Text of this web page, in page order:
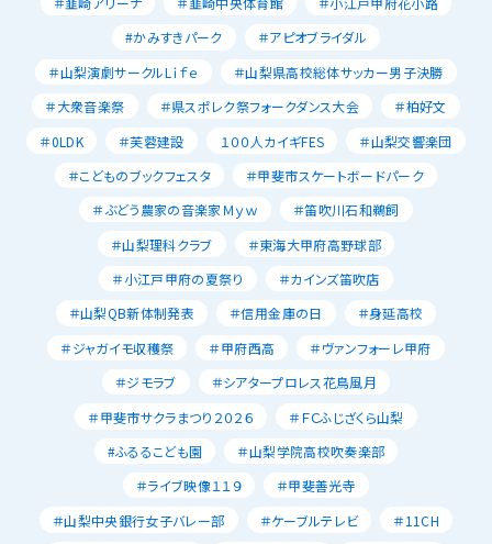
#かみすきパーク
＃アピオブライダル
＃山梨演劇サークルLｉｆｅ
＃山梨県高校総体サッカー男子決勝
＃大衆音楽祭
＃県スポレク祭フォークダンス大会
＃柏好文
＃0LDK
＃芙蓉建設 １００人カイギFES
＃山梨交響楽団
＃こどものブックフェスタ
＃甲斐市スケートボードパーク
＃ぶどう農家の音楽家Ｍｙｗ
＃笛吹川石和鵜飼
＃山梨理科クラブ
＃東海大甲府高野球部
＃小江戸甲府の夏祭り
＃カインズ笛吹店
＃山梨QB新体制発表
＃信用金庫の日
＃身延高校
＃ジャガイモ収穫祭
＃甲府西高
＃ヴァンフォーレ甲府
＃ジモラブ
＃シアタープロレス花鳥風月
＃甲斐市サクラまつり２０２６
＃ＦＣふじざくら山梨
#ふるるこども園
＃山梨学院高校吹奏楽部
＃ライブ映像１１９
＃甲斐善光寺
＃山梨中央銀行女子バレー部
＃ケーブルテレビ
＃11CH